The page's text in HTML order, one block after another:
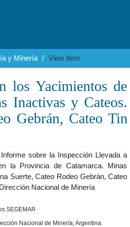
y Minería View Item
los Yacimientos de
Inactivas y Cateos.
Gebrán, Cateo Tin
sobre la Inspección Llevada a
la Provincia de Catamarca. Minas
Suerte, Cateo Rodeo Gebrán, Cateo
Nacional de Minería
SEGEMAR
Nacional de Minería; Argentina.